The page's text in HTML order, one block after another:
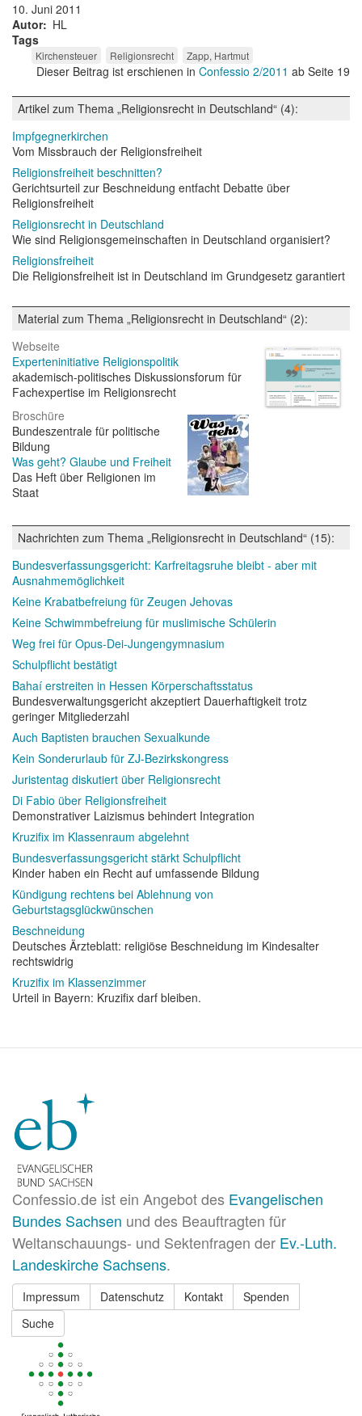
10. Juni 2011
Autor
HL
Tags
Kirchensteuer Religionsrecht Zapp, Hartmut
Dieser Beitrag ist erschienen in Confessio 2/2011 ab Seite 19
Artikel zum Thema „Religionsrecht in Deutschland“ (4):
Impfgegnerkirchen
Vom Missbrauch der Religionsfreiheit
Religionsfreiheit beschnitten?
Gerichtsurteil zur Beschneidung entfacht Debatte über
Religionsfreiheit
Religionsrecht in Deutschland
Wie sind Religionsgemeinschaften in Deutschland organisiert?
Religionsfreiheit
Die Religionsfreiheit ist in Deutschland im Grundgesetz garantiert
Material zum Thema „Religionsrecht in Deutschland“ (2):
Webseite
Experteninitiative Religionspolitik
akademisch-politisches Diskussionsforum für
Fachexpertise im Religionsrecht
Broschüre
Bundeszentrale für politische
Bildung
Was geht? Glaube und Freiheit
Das Heft über Religionen im
Staat
Nachrichten zum Thema „Religionsrecht in Deutschland“ (15):
Bundesverfassungsgericht: Karfreitagsruhe bleibt - aber mit
Ausnahmemöglichkeit
Keine Krabatbefreiung für Zeugen Jehovas
Keine Schwimmbefreiung für muslimische Schülerin
Weg frei für Opus-Dei-Jungengymnasium
Schulpflicht bestätigt
Bahaí erstreiten in Hessen Körperschaftsstatus
Bundesverwaltungsgericht akzeptiert Dauerhaftigkeit trotz
geringer Mitgliederzahl
Auch Baptisten brauchen Sexualkunde
Kein Sonderurlaub für ZJ-Bezirkskongress
Juristentag diskutiert über Religionsrecht
Di Fabio über Religionsfreiheit
Demonstrativer Laizismus behindert Integration
Kruzifix im Klassenraum abgelehnt
Bundesverfassungsgericht stärkt Schulpflicht
Kinder haben ein Recht auf umfassende Bildung
Kündigung rechtens bei Ablehnung von
Geburtstagsglückwünschen
Beschneidung
Deutsches Ärzteblatt: religiöse Beschneidung im Kindesalter
rechtswidrig
Kruzifix im Klassenzimmer
Urteil in Bayern: Kruzifix darf bleiben.
Confessio.de ist ein Angebot des Evangelischen
Bundes Sachsen und des Beauftragten für
Weltanschauungs- und Sektenfragen der Ev.-Luth.
Landeskirche Sachsens.
Impressum Datenschutz Kontakt
Spenden
Suche